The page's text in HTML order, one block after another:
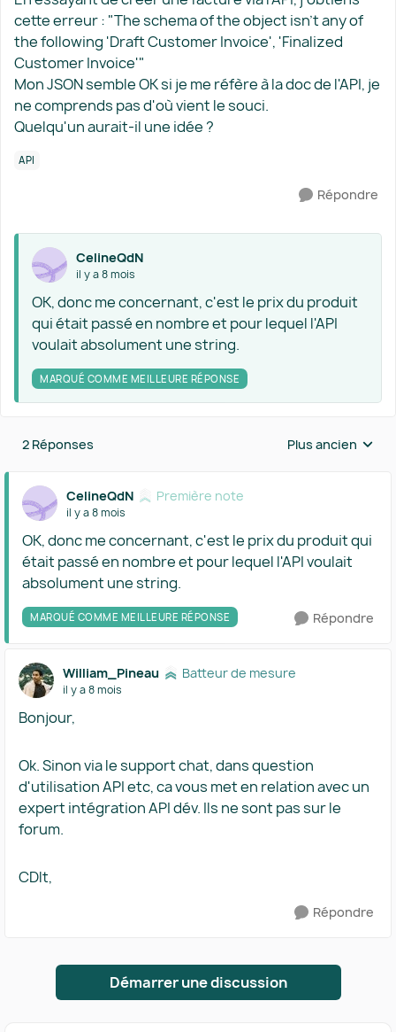
cette erreur : "The schema of the object isn't any of
the following 'Draft Customer Invoice', 'Finalized
Customer Invoice'"
Mon JSON semble OK si je me réfère à la doc de l'API, je
ne comprends pas d'où vient le souci.
Quelqu'un aurait-il une idée ?
API
Répondre
CelineQdN
il y a 8 mois
OK, donc me concernant, c'est le prix du produit
qui était passé en nombre et pour lequel l'API
voulait absolument une string.
MARQUÉ COMME MEILLEURE RÉPONSE
2 Réponses Réponses triées
Plus ancien
CelineQdN Première note
il y a 8 mois
OK, donc me concernant, c'est le prix du produit qui
était passé en nombre et pour lequel l'API voulait
absolument une string.
MARQUÉ COMME MEILLEURE RÉPONSE Répondre
William_Pineau Batteur de mesure
il y a 8 mois
Bonjour,
Ok. Sinon via le support chat, dans question
d'utilisation API etc, ca vous met en relation avec un
expert intégration API dév. Ils ne sont pas sur le
forum.
CDlt,
Répondre
Démarrer une discussion